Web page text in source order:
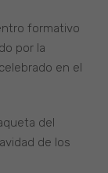
formativo
por la
en el
del
de los